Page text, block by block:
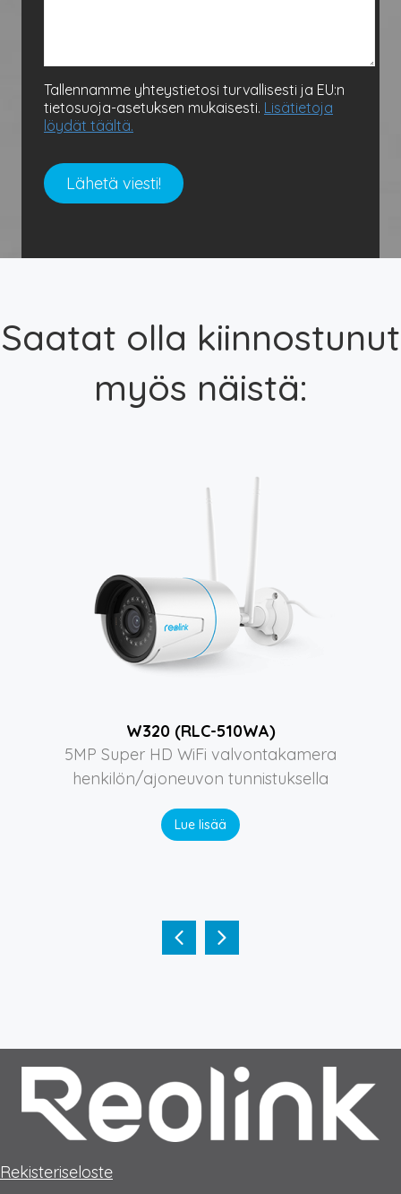
Tallennamme yhteystietosi turvallisesti ja EU:n
tietosuoja-asetuksen mukaisesti. Lisätietoja
löydät täältä.
Saatat olla kiinnostunut
myös näistä:
W320 (RLC-510WA)
5MP Super HD WiFi valvontakamera
henkilön/ajoneuvon tunnistuksella
Lue lisää
Rekisteriseloste